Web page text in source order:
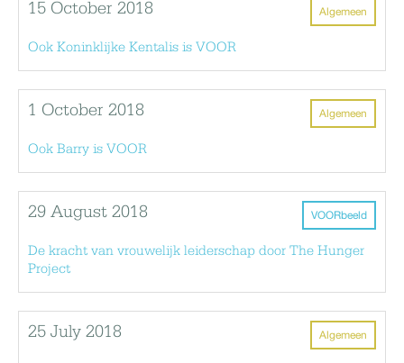
Algemeen
15 October 2018
Ook Koninklijke Kentalis is VOOR
Algemeen
1 October 2018
Ook Barry is VOOR
VOORbeeld
29 August 2018
De kracht van vrouwelijk leiderschap door The Hunger
Project
Algemeen
25 July 2018